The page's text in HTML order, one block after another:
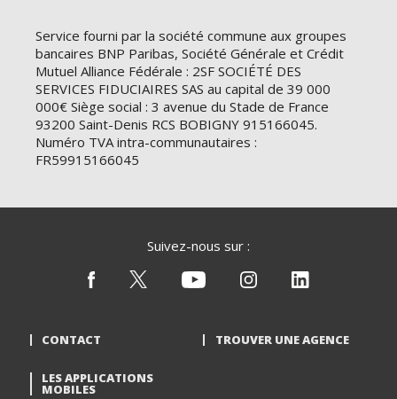
Service fourni par la société commune aux groupes
bancaires BNP Paribas, Société Générale et Crédit
Mutuel Alliance Fédérale : 2SF SOCIÉTÉ DES
SERVICES FIDUCIAIRES SAS au capital de 39 000
000€ Siège social : 3 avenue du Stade de France
93200 Saint-Denis RCS BOBIGNY 915166045.
Numéro TVA intra-communautaires :
FR59915166045
Suivez-nous sur :
CONTACT TROUVER UNE AGENCE
LES APPLICATIONS
MOBILES